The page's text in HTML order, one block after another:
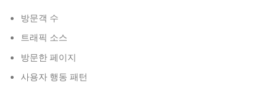
방문객 수
트래픽 소스
방문한 페이지
사용자 행동 패턴